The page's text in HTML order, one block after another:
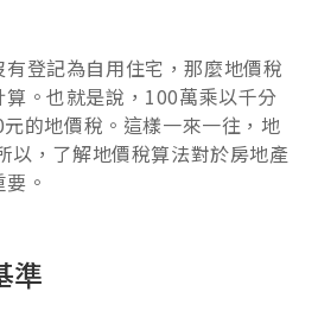
登記為自用住宅，那麼地價稅
。也就是說，100萬乘以千分
的地價稅。這樣一來一往，地
以，了解地價稅算法對於房地產
。
準